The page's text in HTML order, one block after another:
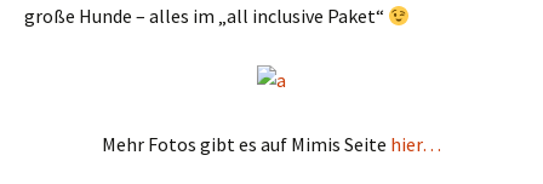
große Hunde – alles im „all inclusive Paket“
Mehr Fotos gibt es auf Mimis Seite hier…